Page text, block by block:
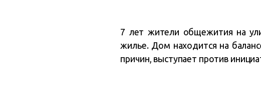
7 лет жители общежития на
жилье. Дом находится на
причин, выступает против